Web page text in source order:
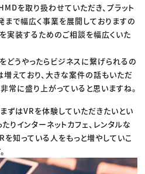
を取り扱わせていただき、プラット
まで幅広く事業を展開しておりますの
実装するためのご相談を幅広くいた
どうやったらビジネスに繋げられるの
えており、大きな案件の話もいただ
常に盛り上がっていると思いますね。
ずはVRを体験していただきたいとい
りインターネットカフェ、レンタルな
知っている人をもっと増やしていこ